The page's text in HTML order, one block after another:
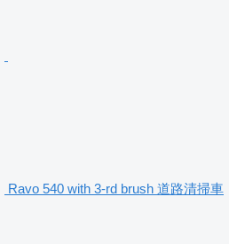
Ravo 540 with 3-rd brush 道路清掃車